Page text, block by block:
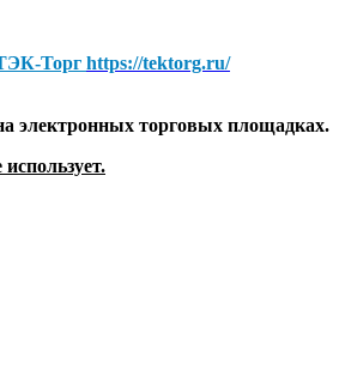
Торг https://tektorg.ru/
электронных торговых площадках.
использует.